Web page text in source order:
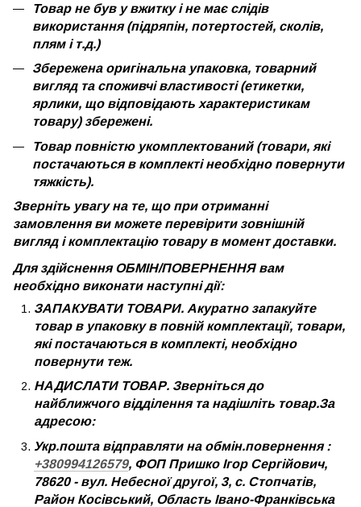
Товар не був у вжитку і не має слідів
використання (підряпін, потертостей, сколів,
плям і т.д.)
Збережена оригінальна упаковка, товарний
вигляд та споживчі властивості (етикетки,
ярлики, що відповідають характеристикам
товару) збережені.
Товар повністю укомплектований (товари, які
постачаються в комплекті необхідно повернути
тяжкість).
Зверніть увагу на те, що при отриманні
замовлення ви можете перевірити зовнішній
вигляд і комплектацію товару в момент доставки.
Для здійснення ОБМІН/ПОВЕРНЕННЯ вам
необхідно виконати наступні дії:
ЗАПАКУВАТИ ТОВАРИ. Акуратно запакуйте
товар в упаковку в повній комплектації, товари,
які постачаються в комплекті, необхідно
повернути теж.
НАДИСЛАТИ ТОВАР. Зверніться до
найближчого відділення та надішліть товар.За
адресою:
Укр.пошта відправляти на обмін.повернення :
+380994126579, ФОП Пришко Ігор Сергійович,
78620 - вул. Небесної другої, 3, с. Стопчатів,
Район Косівський, Область Івано-Франківська